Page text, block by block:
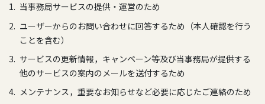
当事務局サービスの提供・運営のため
ユーザーからのお問い合わせに回答するため（本人確認を行う
ことを含む）
サービスの更新情報，キャンペーン等及び当事務局が提供する
他のサービスの案内のメールを送付するため
メンテナンス，重要なお知らせなど必要に応じたご連絡のため